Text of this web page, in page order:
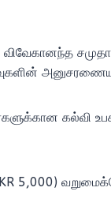
கல்வி
5,000)